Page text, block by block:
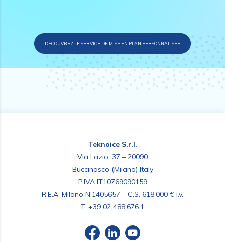
DÉCOUVREZ LE SERVICE DE MISE EN PLAN PERSONNALISÉE
Teknoice S.r.l.
Via Lazio, 37 – 20090
Buccinasco (Milano) Italy
P.IVA IT10769090159
R.E.A. Milano N.1405657 – C.S. 618.000 € i.v.
T. +39 02 488.676.1